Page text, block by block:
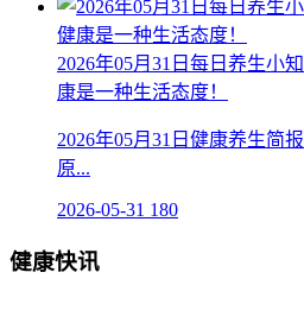
2026年05月31日每日养生小
康是一种生活态度！
2026年05月31日健康养生简
原...
2026-05-31 180
健康快讯